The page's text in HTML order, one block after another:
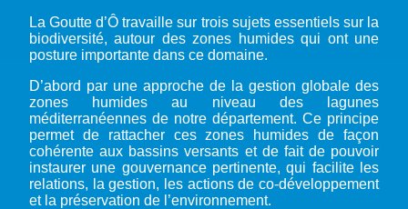
La Goutte d’Ô travaille sur trois sujets essentiels sur la
biodiversité, autour des zones humides qui ont une
posture importante dans ce domaine.
D’abord par une approche de la gestion globale des
zones humides au niveau des lagunes
méditerranéennes de notre département. Ce principe
permet de rattacher ces zones humides de façon
cohérente aux bassins versants et de fait de pouvoir
instaurer une gouvernance pertinente, qui facilite les
relations, la gestion, les actions de co-développement
et la préservation de l’environnement.